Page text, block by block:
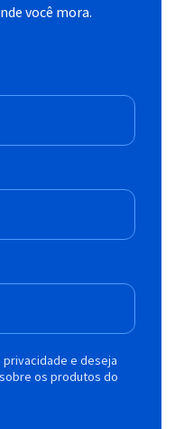
você mora.
e deseja
os produtos do